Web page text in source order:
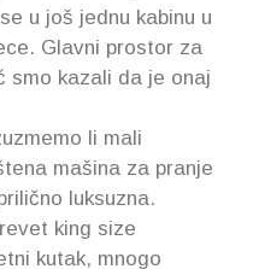
u još jednu kabinu u
Glavni prostor za
smo kazali da je onaj
li mali
mašina za pranje
luksuzna.
king size
kutak, mnogo